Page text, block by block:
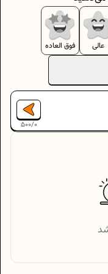
عالی فوق العاده
500/0